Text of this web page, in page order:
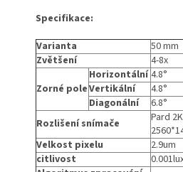
Specifikace:
Varianta
50 mm
Zvětšení
4-8x
Zorné pole
Horizontální 4.8°
Vertikální
4.8°
Diagonální
6.8°
Rozlišení snímače
Pard
Velkost pixelu
2.9um
citlivost